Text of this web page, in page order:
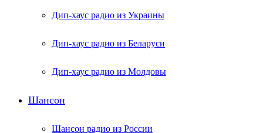
Дип-хаус радио из Украины
Дип-хаус радио из Беларуси
Дип-хаус радио из Молдовы
Шансон
Шансон радио из России